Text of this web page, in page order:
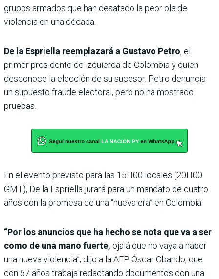
grupos armados que han desatado la peor ola de
violencia en una década.
De la Espriella reemplazará a Gustavo Petro, el
primer presidente de izquierda de Colombia y quien
desconoce la elección de su sucesor. Petro denuncia
un supuesto fraude electoral, pero no ha mostrado
pruebas.
En el evento previsto para las 15H00 locales (20H00
GMT), De la Espriella jurará para un mandato de cuatro
años con la promesa de una “nueva era” en Colombia.
“Por los anuncios que ha hecho se nota que va a ser
como de una mano fuerte, ojalá que no vaya a haber
una nueva violencia”, dijo a la AFP Óscar Obando, que
con 67 años trabaja redactando documentos con una